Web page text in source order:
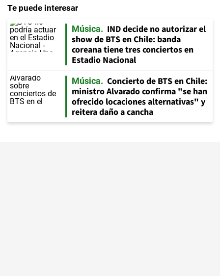
Te puede interesar
Música
IND decide no autorizar el
show de BTS en Chile: banda
coreana tiene tres conciertos en
Estadio Nacional
Música
Concierto de BTS en Chile:
ministro Alvarado confirma "se han
ofrecido locaciones alternativas" y
reitera daño a cancha